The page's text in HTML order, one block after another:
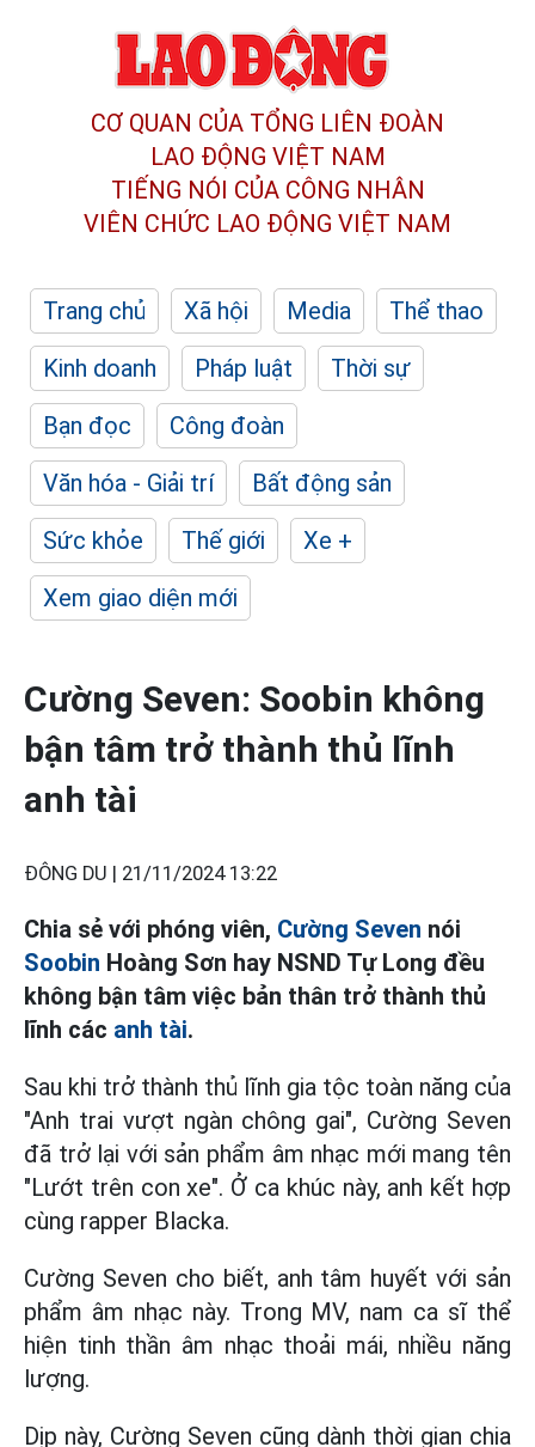
CƠ QUAN CỦA TỔNG LIÊN ĐOÀN
LAO ĐỘNG VIỆT NAM
TIẾNG NÓI CỦA CÔNG NHÂN
VIÊN CHỨC LAO ĐỘNG VIỆT NAM
Trang chủ Xã hội Media
Thể thao
Kinh doanh
Pháp luật
Thời sự
Bạn đọc
Công đoàn
Văn hóa - Giải trí
Bất động sản
Sức khỏe
Thế giới
Xe +
Xem giao diện mới
Cường Seven: Soobin không
bận tâm trở thành thủ lĩnh
anh tài
ĐÔNG DU | 21/11/2024 13:22
Chia sẻ với phóng viên, Cường Seven nói
Soobin Hoàng Sơn hay NSND Tự Long đều
không bận tâm việc bản thân trở thành thủ
lĩnh các anh tài.
Sau khi trở thành thủ lĩnh gia tộc toàn năng của
"Anh trai vượt ngàn chông gai", Cường Seven
đã trở lại với sản phẩm âm nhạc mới mang tên
"Lướt trên con xe". Ở ca khúc này, anh kết hợp
cùng rapper Blacka.
Cường Seven cho biết, anh tâm huyết với sản
phẩm âm nhạc này. Trong MV, nam ca sĩ thể
hiện tinh thần âm nhạc thoải mái, nhiều năng
lượng.
Dịp này, Cường Seven cũng dành thời gian chia